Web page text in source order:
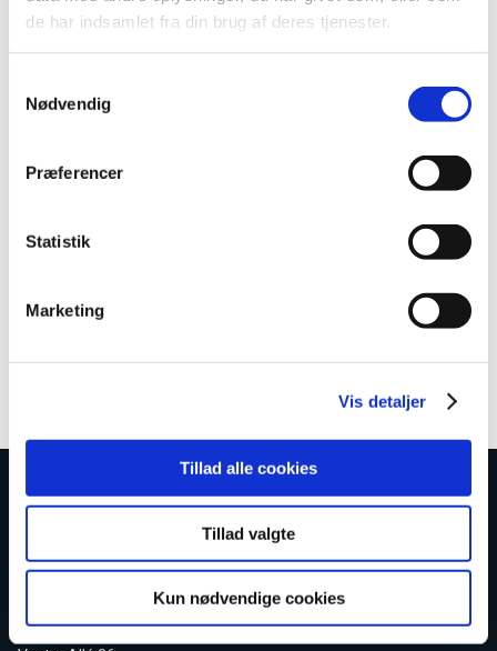
de har indsamlet fra din brug af deres tjenester.
Nødvendig
Præferencer
Statistik
Marketing
Vis detaljer
Tillad alle cookies
Tillad valgte
Kun nødvendige cookies
Ingen aktive hold
Praktiske informationer
Tradium